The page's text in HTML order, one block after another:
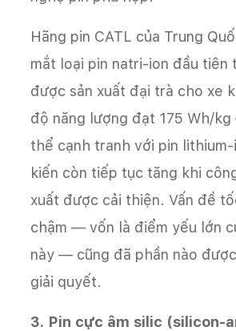
Hãng pin CATL của Trung
mắt loại pin natri-ion đầu tiên
được sản xuất đại trà cho xe
độ năng lượng đạt 175 Wh/
thể cạnh tranh với pin
kiến còn tiếp tục tăng khi
xuất được cải thiện. Vấn đề
chậm — vốn là điểm yếu lớn
này — cũng đã phần nào
giải quyết.
3. Pin cực âm silic (silicon-